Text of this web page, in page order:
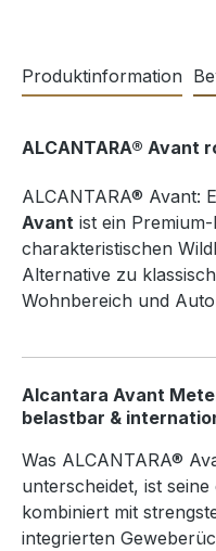
Produktinformation
ALCANTARA® Avant
ALCANTARA® Avant:
Avant ist ein
charakteristischen
Alternative zu
Wohnbereich und
Alcantara Avant
belastbar &
Was ALCANTARA®
unterscheidet, ist
kombiniert mit
integrierten